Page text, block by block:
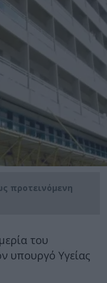
προτεινόμενη
του
υπουργό Υγείας